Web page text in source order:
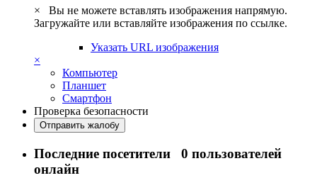
×
Вы не можете вставлять изображения напрямую.
Загружайте или вставляйте изображения по ссылке.
Указать URL изображения
×
Компьютер
Планшет
Смартфон
Проверка безопасности
Отправить жалобу
Последние посетители 0 пользователей
онлайн